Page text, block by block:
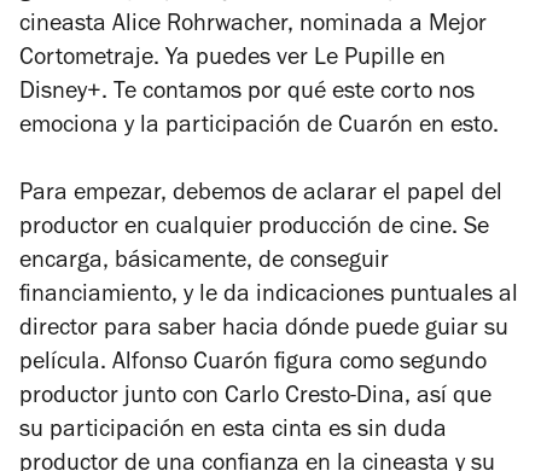
cineasta Alice Rohrwacher, nominada a Mejor
Cortometraje. Ya puedes ver Le Pupille en
Disney+. Te contamos por qué este corto nos
emociona y la participación de Cuarón en esto.
Para empezar, debemos de aclarar el papel del
productor en cualquier producción de cine. Se
encarga, básicamente, de conseguir
financiamiento, y le da indicaciones puntuales al
director para saber hacia dónde puede guiar su
película. Alfonso Cuarón figura como segundo
productor junto con Carlo Cresto-Dina, así que
su participación en esta cinta es sin duda
productor de una confianza en la cineasta y su